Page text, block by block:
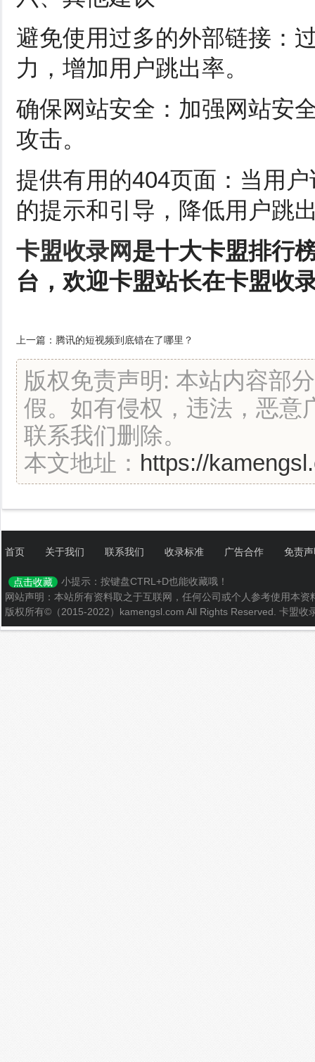
避免使用过多的外部链接：
力，增加用户跳出率。
确保网站安全：加强网站安
攻击。
提供有用的404页面：当用
的提示和引导，降低用户跳
卡盟收录网是十大卡盟排行
台，欢迎卡盟站长在卡盟收
上一篇： 腾讯的短视频到底错在了哪里？
版权免责声明: 本站内容部
假。如有侵权，违法，恶意
联系我们删除。
本文地址： https://
首页 关于我们 联系我们 收录标准 广告合作 免责
点击收藏
小提示：按键盘CTRL+D也能收藏哦！
网站声明：本站所有资料取之于互联网，任何公司或个人参考使用本
版权所有©（2015-2022）kamengsl.com All Rights Reserved. 卡盟收